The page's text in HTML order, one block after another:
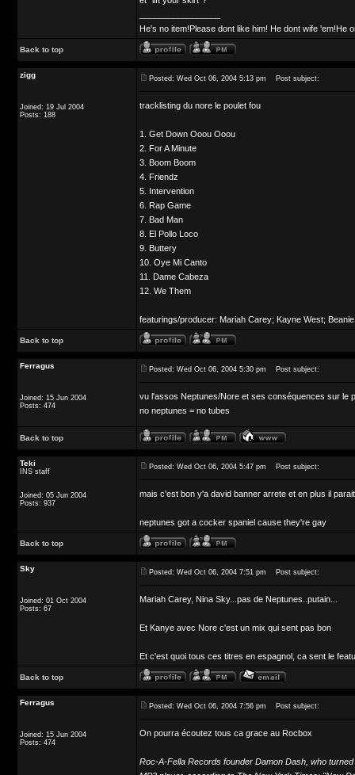
He's no item!Please dont like him! He dont wife 'em!He
Back to top
zigg
Joined: 19 Jul 2004
Posts: 188
Posted: Wed Oct 06, 2004 5:13 pm Post subject:
tracklisting du nore le poulet fou
1. Get Down Ooou Ooou
2. For A Minute
3. Boom Boom
4. Friendz
5. Intervention
6. Rap Game
7. Bad Man
8. El Pollo Loco
9. Buttery
10. Oye Mi Canto
11. Dame Cabeza
12. We Them
featurings/producer: Mariah Carey; Kayne West;
Back to top
Ferragus
Joined: 15 Jun 2004
Posts: 474
Posted: Wed Oct 06, 2004 5:30 pm Post subject:
vu l'assos Neptunes/Nore et ses conséquences sur le
no neptunes = no tubes
Back to top
Teki
INS staff
Joined: 05 Jun 2004
Posts: 937
Posted: Wed Oct 06, 2004 5:47 pm Post subject:
mais c'est bon y'a david banner arrete et en plus il
neptunes got a cocker spaniel cause they're gay
Back to top
Sky
Joined: 01 Oct 2004
Posts: 67
Posted: Wed Oct 06, 2004 7:51 pm Post subject:
Mariah Carey, Nina Sky...pas de Neptunes..putain...
Et Kanye avec Nore c'est un mix qui sent pas bon
Et c'est quoi tous ces titres en espagnol, ca sent le
Back to top
Ferragus
Joined: 15 Jun 2004
Posts: 474
Posted: Wed Oct 06, 2004 7:56 pm Post subject:
On pourra écoutez tous ca grace au Rocbox
Roc-A-Fella Records founder Damon Dash, who